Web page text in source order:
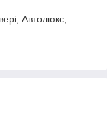
Автолюкс,